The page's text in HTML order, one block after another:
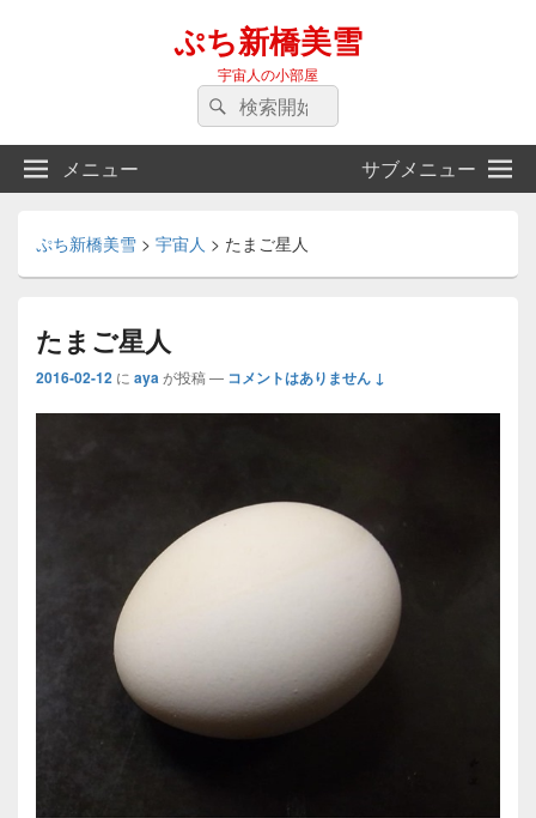
ぷち新橋美雪
宇宙人の小部屋
検
索
象:
検
索
メニュー サブメニュー
ぷち新橋美雪 > 宇宙人 > たまご星人
たまご星人
2016-02-12 に ayaが投稿 — コメントはありません ↓